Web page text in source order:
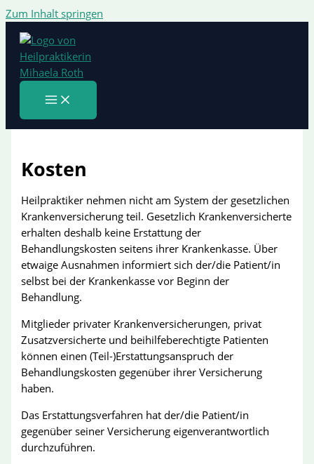
Zum Inhalt springen
Kosten
Heilpraktiker nehmen nicht am System der gesetzlichen
Krankenversicherung teil. Gesetzlich Krankenversicherte
erhalten deshalb keine Erstattung der
Behandlungskosten seitens ihrer Krankenkasse. Über
etwaige Ausnahmen informiert sich der/die Patient/in
selbst bei der Krankenkasse vor Beginn der
Behandlung.
Mitglieder privater Krankenversicherungen, privat
Zusatzversicherte und beihilfeberechtigte Patienten
können einen (Teil-)Erstattungsanspruch der
Behandlungskosten gegenüber ihrer Versicherung
haben.
Das Erstattungsverfahren hat der/die Patient/in
gegenüber seiner Versicherung eigenverantwortlich
durchzuführen.